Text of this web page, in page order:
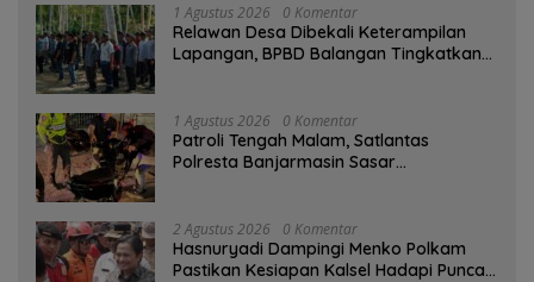
1 Agustus 2026 0 Komentar
Relawan Desa Dibekali Keterampilan
Lapangan, BPBD Balangan Tingkatkan
1 Agustus 2026 0 Komentar
Patroli Tengah Malam, Satlantas
Polresta Banjarmasin Sasar
2 Agustus 2026 0 Komentar
Hasnuryadi Dampingi Menko Polkam
Pastikan Kesiapan Kalsel Hadapi Puncak